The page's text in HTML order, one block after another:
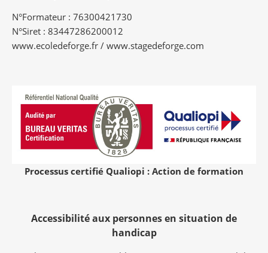
N°Formateur : 76300421730
N°Siret : 83447286200012
www.ecoledeforge.fr / www.stagedeforge.com
Processus certifié Qualiopi : Action de formation
Accessibilité aux personnes en situation de
handicap